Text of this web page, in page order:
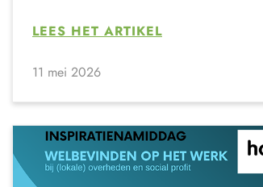
LEES HET ARTIKEL
11 mei 2026